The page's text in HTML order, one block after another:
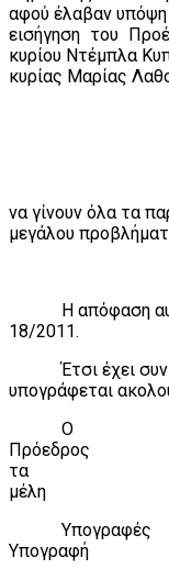
αφού έλαβαν υπόψη
εισήγηση του
κυρίου Ντέμπλα
κυρίας Μαρίας
να γίνουν όλα τα
μεγάλου
Η απόφαση
18/2011.
Έτσι έχει
υπογράφεται
Ο
Πρόεδρος
τα
μέλη
Υπογραφές
Υπογραφή